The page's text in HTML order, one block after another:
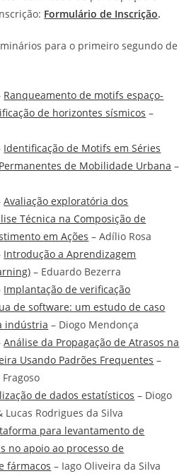
Formulário de Inscrição.
para o primeiro segundo de
Ranqueamento de motifs espaço-
de horizontes sísmicos –
Identificação de Motifs em Séries
de Mobilidade Urbana –
Avaliação exploratória dos
Técnica na Composição de
em Ações – Adílio Rosa
Introdução a Aprendizagem
– Eduardo Bezerra
Implantação de verificação
de software: um estudo de caso
indústria – Diogo Mendonça
Análise da Propagação de Atrasos na
Usando Padrões Frequentes –
de dados estatísticos – Diogo
Rodrigues da Silva
para levantamento de
no apoio ao processo de
fármacos – Iago Oliveira da Silva